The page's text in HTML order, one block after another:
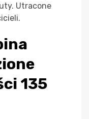
Utracone
135